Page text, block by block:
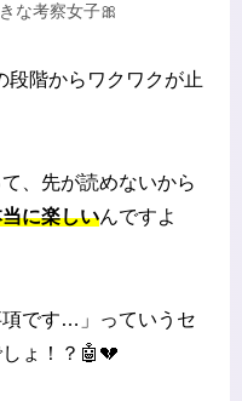
な考察女子🎀
段階からワクワクが止
、先が読めないから
に楽しいんですよ
です…」っていうセ
ょ！？🤖💔